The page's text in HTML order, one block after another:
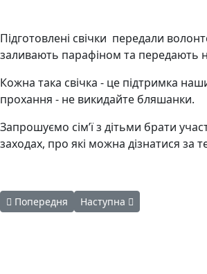
Підготовлені свічки передали
заливають парафіном та передають
Кожна така свічка - це підтримка
прохання - не викидайте бляшанки.
Запрошуємо сім’ї з дітьми брати
заходах, про які можна дізнатися за
Попередня стаття: Від російських
Попередня Наступна стаття:
Наступна